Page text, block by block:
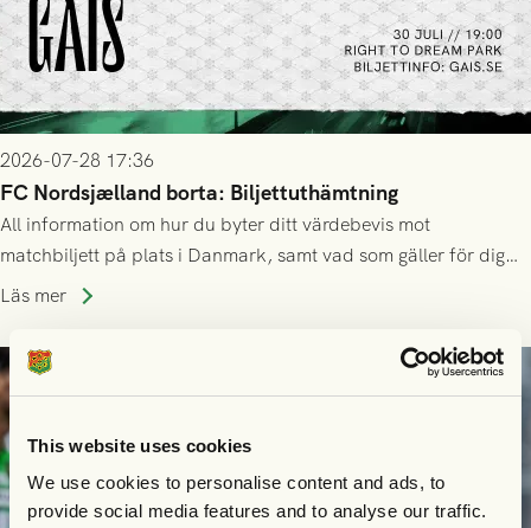
This website uses cookies
We use cookies to personalise content and ads, to
provide social media features and to analyse our traffic.
2026-07-28 17:36
FC Nordsjælland borta: Biljettuthämtning
All information om hur du byter ditt värdebevis mot
matchbiljett på plats i Danmark, samt vad som gäller för dig
som står på reservlista eller fått förhinder.
Läs mer